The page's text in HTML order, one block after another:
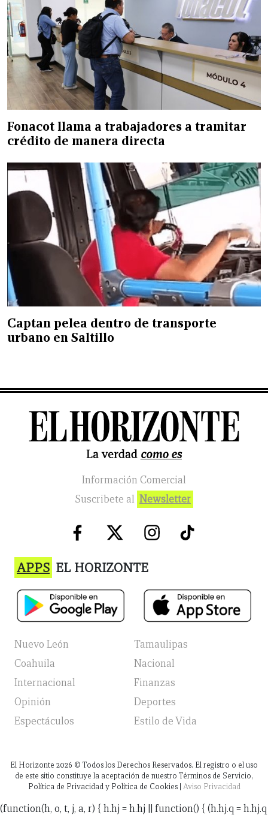
Fonacot llama a trabajadores a tramitar
crédito de manera directa
Captan pelea dentro de transporte
urbano en Saltillo
Información Comercial
Suscribete al Newsletter
APPS EL HORIZONTE
Nuevo León
Tamaulipas
Coahuila
Nacional
Internacional
Finanzas
Opinión
Deportes
Espectáculos
Estilo de Vida
El Horizonte 2026 © Todos los Derechos Reservados. El registro o el uso
de este sitio constituye la aceptación de nuestro Términos de Servicio,
Política de Privacidad y Política de Cookies | Aviso Privacidad
(function(h, o, t, j, a, r) { h.hj = h.hj || function() { (h.hj.q = h.hj.q